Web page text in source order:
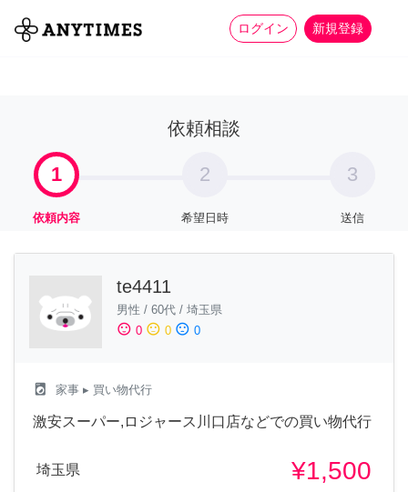
ログイン 新規登録
全て 家事 more_horiz
依頼相談
1
依頼内容
2
希望日時
3
送信
te4411
男性 / 60代 / 埼玉県
sentiment_satisfied 0 sentiment_neutral 0 sentiment_dissatisfied 0
local_laundry_service 家事 ▸ 買い物代行
激安スーパー,ロジャース川口店などでの買い物代行
埼玉県 ¥1,500